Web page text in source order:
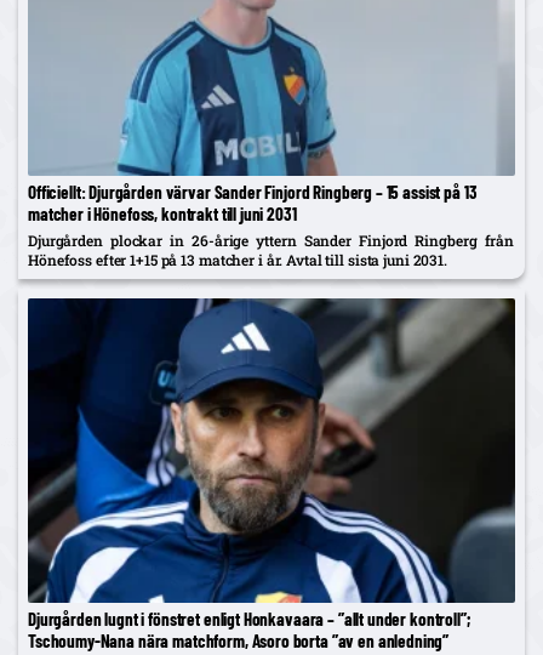
Officiellt: Djurgården värvar Sander Finjord Ringberg – 15 assist på 13
matcher i Hönefoss, kontrakt till juni 2031
Djurgården plockar in 26-årige yttern Sander Finjord Ringberg från
Hönefoss efter 1+15 på 13 matcher i år. Avtal till sista juni 2031.
Djurgården lugnt i fönstret enligt Honkavaara – ”allt under kontroll”;
Tschoumy-Nana nära matchform, Asoro borta ”av en anledning”